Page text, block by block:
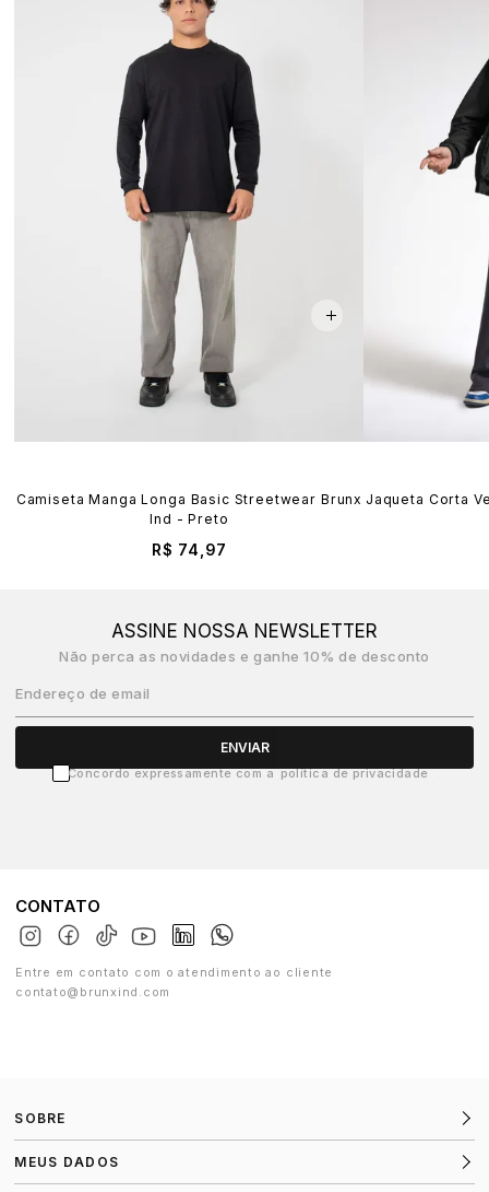
Camiseta Manga Longa Basic Streetwear Brunx
Ind - Preto
R$ 74,97
Jaqueta Corta
ASSINE NOSSA NEWSLETTER
Não perca as novidades e ganhe 10% de desconto
Endereço de email
ENVIAR
Concordo expressamente com a política de privacidade
CONTATO
Entre em contato com o atendimento ao cliente
contato@brunxind.com
SOBRE
MEUS DADOS